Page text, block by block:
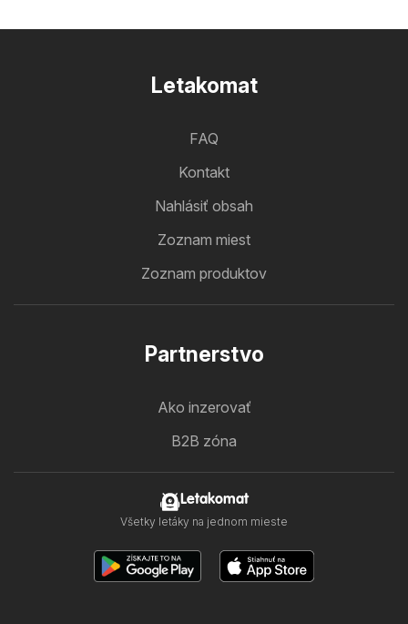
Letakomat
FAQ
Kontakt
Nahlásiť obsah
Zoznam miest
Zoznam produktov
Partnerstvo
Ako inzerovať
B2B zóna
Letakomat
Všetky letáky na jednom mieste